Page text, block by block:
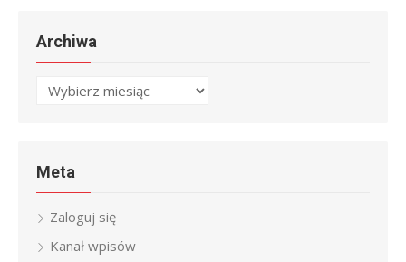
Archiwa
Archiwa
Meta
Zaloguj się
Kanał wpisów